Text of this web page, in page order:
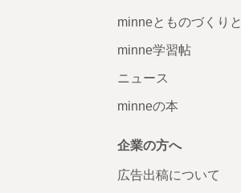
minneとものづくりと
minne学習帖
ニュース
minneの本
企業の方へ
広告出稿について